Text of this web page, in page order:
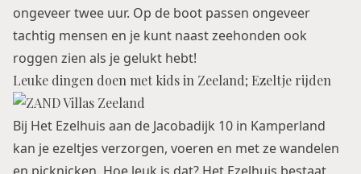
ongeveer twee uur. Op de boot passen ongeveer
tachtig mensen en je kunt naast zeehonden ook
roggen zien als je gelukt hebt!
Leuke dingen doen met kids in Zeeland; Ezeltje rijden
Bij Het Ezelhuis aan de Jacobadijk 10 in Kamperland
kan je ezeltjes verzorgen, voeren en met ze wandelen